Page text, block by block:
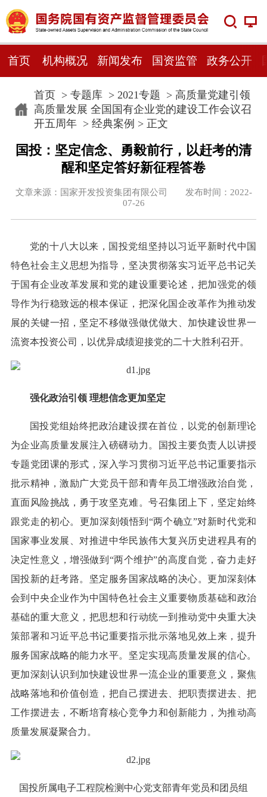
首页 机构概况 新闻发布 国资监管 政务公开
首页> 专题库> 2021专题 > 高质量党建引领
高质量发展 全国国有企业党的建设工作会议召
开五周年 > 经典案例 > 正文
国投：坚定信念、勇毅前行，以赶考的清
醒和坚定答好新征程答卷
文章来源：国家开发投资集团有限公司 发布时间：2022-
07-26
党的十八大以来，国投党组坚持以习近平新时代中国
特色社会主义思想为指导，坚决贯彻落实习近平总书记关
于国有企业改革发展和党的建设重要论述，把加强党的领
导作为行稳致远的根本保证，把深化国企改革作为推动发
展的关键一招，坚定不移做强做优做大、加快建设世界一
流资本投资公司，以优异成绩迎接党的二十大胜利召开。
强化政治引领 理想信念更加坚定
国投党组始终把政治建设摆在首位，以党的创新理论
为企业高质量发展注入磅礴动力。国投主要负责人以讲授
专题党团课的形式，深入学习贯彻习近平总书记重要指示
批示精神，激励广大党员干部和青年员工增强政治自觉，
直面风险挑战，勇于攻坚克难。号召集团上下，坚定始终
跟党走的初心。更加深刻领悟到“两个确立”对新时代党和
国家事业发展、对推进中华民族伟大复兴历史进程具有的
决定性意义，增强做到“两个维护”的高度自觉，奋力走好
国投新的赶考路。坚定服务国家战略的决心。更加深刻体
会到中央企业作为中国特色社会主义重要物质基础和政治
基础的重大意义，把思想和行动统一到推动党中央重大决
策部署和习近平总书记重要指示批示落地见效上来，提升
服务国家战略的能力水平。坚定实现高质量发展的信心。
更加深刻认识到加快建设世界一流企业的重要意义，聚焦
战略落地和价值创造，把自己摆进去、把职责摆进去、把
工作摆进去，不断培育核心竞争力和创新能力，为推动高
质量发展凝聚合力。
国投所属电子工程院检测中心党支部青年党员和团员组